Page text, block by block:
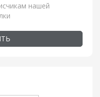
нашей